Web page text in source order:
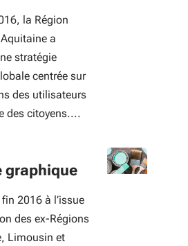
la Région
a
stratégie
centrée sur
des utilisateurs
des citoyens....
graphique
2016 à l’issue
des ex-Régions
Limousin et